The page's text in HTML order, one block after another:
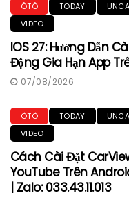
ÔTÔ TODAY
VIDEO
IOS 27: Hướng Dẫn
Động Gia Hạn App
07/08/2026
ÔTÔ TODAY
VIDEO
Cách Cài Đặt
YouTube Trên
| Zalo: 033.43.11.013